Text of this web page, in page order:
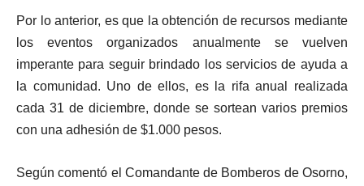
Por lo anterior, es que la obtención de recursos mediante
los eventos organizados anualmente se vuelven
imperante para seguir brindado los servicios de ayuda a
la comunidad. Uno de ellos, es la rifa anual realizada
cada 31 de diciembre, donde se sortean varios premios
con una adhesión de $1.000 pesos.
Según comentó el Comandante de Bomberos de Osorno,